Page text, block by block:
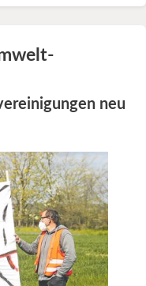
neu